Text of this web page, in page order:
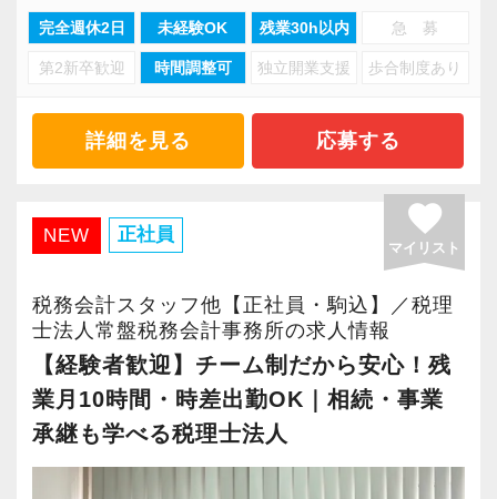
【安心して働ける環境】
パート・アルバイトも給与月額88,000円以上で
社会保険に加入の選択が可能！
任意特定適用事業所のため、ライフスタイルに
■リクルートサイトはこちら
https://clients.itszai.jp/4d544d324e44633d/job/17654
税理士法人常盤税務会計事務所は、経験豊富な
た、落ち着いていて相談がしやすい税理士法人
です。
私たちは、紹介や新規のご契約により【顧問法
人数が右肩上がりに増加】を続けています。
業績好調による組織拡大にともない、新しくお
迎えする「実務未経験」のメンバーが不安な
く、心から安心して長く活躍できるよう、職場
環境の改善と育成の仕組みづくりに本気で取り
組んでいます。
当事務所が誇る「4つの魅力」をご紹介します。
―――【1】 1人で抱え込ませない「チーム制」
完全週休2日 未経験OK 残業30h以内 急 募
第2新卒歓迎 時間調整可 独立開業支援 歩合制度あり
詳細を見る 応募する
NEW 正社員 favorite
マイリスト
税務会計スタッフ他【正社員・駒込】／税理
士法人常盤税務会計事務所の求人情報
【経験者歓迎】チーム制だから安心！残
業月10時間・時差出勤OK｜相続・事業
承継も学べる税理士法人